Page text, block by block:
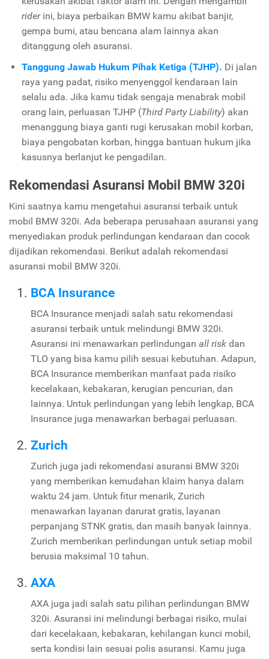
riderini, biaya perbaikan BMW kamu akibat banjir,
gempa bumi, atau bencana alam lainnya akan
ditanggung oleh asuransi.
Tanggung Jawab Hukum Pihak Ketiga (TJHP). Di jalan
raya yang padat, risiko menyenggol kendaraan lain
selalu ada. Jika kamu tidak sengaja menabrak mobil
orang lain, perluasan TJHP (Third Party Liability) akan
menanggung biaya ganti rugi kerusakan mobil korban,
biaya pengobatan korban, hingga bantuan hukum jika
kasusnya berlanjut ke pengadilan.
Rekomendasi Asuransi Mobil BMW 320i
Kini saatnya kamu mengetahui asuransi terbaik untuk
mobil BMW 320i. Ada beberapa perusahaan asuransi yang
menyediakan produk perlindungan kendaraan dan cocok
dijadikan rekomendasi. Berikut adalah rekomendasi
asuransi mobil BMW 320i.
BCA Insurance
BCA Insurance menjadi salah satu rekomendasi
asuransi terbaik untuk melindungi BMW 320i.
Asuransi ini menawarkan perlindungan all risk dan
TLO yang bisa kamu pilih sesuai kebutuhan. Adapun,
BCA Insurance memberikan manfaat pada risiko
kecelakaan, kebakaran, kerugian pencurian, dan
lainnya. Untuk perlindungan yang lebih lengkap, BCA
Insurance juga menawarkan berbagai perluasan.
Zurich
Zurich juga jadi rekomendasi asuransi BMW 320i
yang memberikan kemudahan klaim hanya dalam
waktu 24 jam. Untuk fitur menarik, Zurich
menawarkan layanan darurat gratis, layanan
perpanjang STNK gratis, dan masih banyak lainnya.
Zurich memberikan perlindungan untuk setiap mobil
berusia maksimal 10 tahun.
AXA
AXA juga jadi salah satu pilihan perlindungan BMW
320i. Asuransi ini melindungi berbagai risiko, mulai
dari kecelakaan, kebakaran, kehilangan kunci mobil,
serta kondisi lain sesuai polis asuransi. Kamu juga